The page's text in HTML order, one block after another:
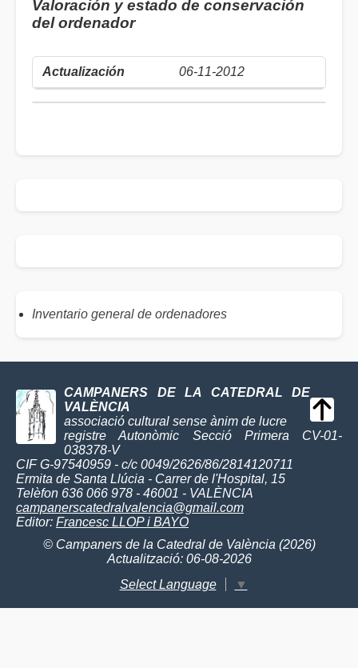
Valoración y estado de conservación
del ordenador
06-11-2012
Inventario general de ordenadores
CAMPANERS DE LA CATEDRAL DE
VALÈNCIA
associació cultural sense ànim de lucre
registre Autonòmic Secció Primera CV-01-
038378-V
CIF G-97540959 - c/c 0049/2626/86/2814120711
Ermita de Santa Llúcia - Carrer de l'Hospital, 15
Telèfon 636 066 978 - 46001 - VALÈNCIA
campanerscatedralvalencia@gmail.com
Editor: Francesc LLOP i BAYO
© Campaners de la Catedral de València (2026)
Actualització: 06-08-2026
Select Language
▼